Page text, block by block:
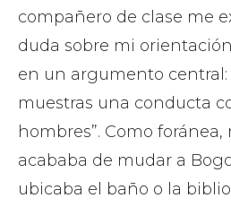
compañero de clase me
duda sobre mi
en un argumento central:
muestras una conducta
hombres”. Como
acababa de mudar a
ubicaba el baño o la